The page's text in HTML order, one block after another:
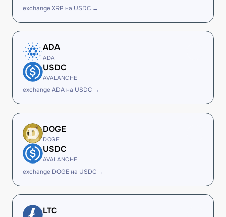
exchange XRP на USDC →
ADA
ADA
USDC
AVALANCHE
exchange ADA на USDC →
DOGE
DOGE
USDC
AVALANCHE
exchange DOGE на USDC →
LTC